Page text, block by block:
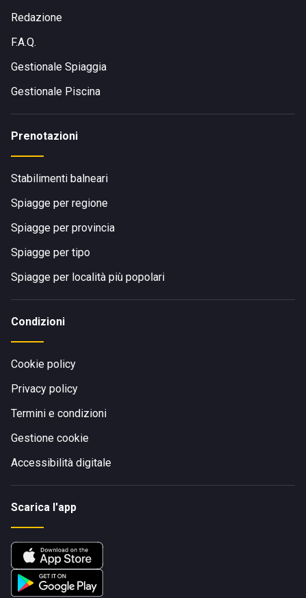
Redazione
F.A.Q.
Gestionale Spiaggia
Gestionale Piscina
Prenotazioni
Stabilimenti balneari
Spiagge per regione
Spiagge per provincia
Spiagge per tipo
Spiagge per località più popolari
Condizioni
Cookie policy
Privacy policy
Termini e condizioni
Gestione cookie
Accessibilità digitale
Scarica l'app